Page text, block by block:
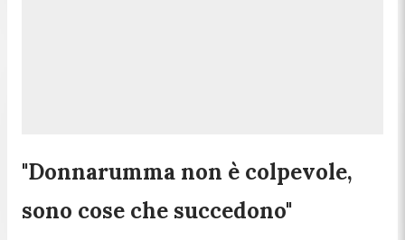
"Donnarumma non è colpevole,
sono cose che succedono"